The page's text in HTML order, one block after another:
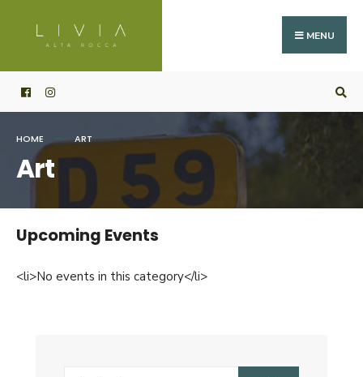
MENU
HOME ART
Art
Upcoming Events
<li>No events in this category</li>
for: